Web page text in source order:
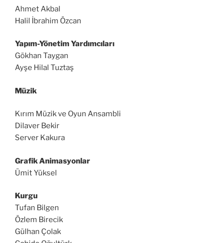
Ahmet Akbal
Halil İbrahim Özcan
Yapım-Yönetim Yardımcıları
Gökhan Taygan
Ayşe Hilal Tuztaş
Müzik
Kırım Müzik ve Oyun Ansambli
Dilaver Bekir
Server Kakura
Grafik Animasyonlar
Ümit Yüksel
Kurgu
Tufan Bilgen
Özlem Birecik
Gülhan Çolak